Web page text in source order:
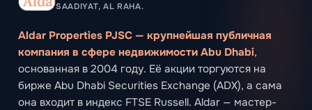
SAADIYAT, AL RAHA.
Aldar Properties PJSC — крупнейшая публичная
компания в сфере недвижимости Abu Dhabi,
основанная в 2004 году. Её акции торгуются на
бирже Abu Dhabi Securities Exchange (ADX), а сама
она входит в индекс FTSE Russell. Aldar — мастер-